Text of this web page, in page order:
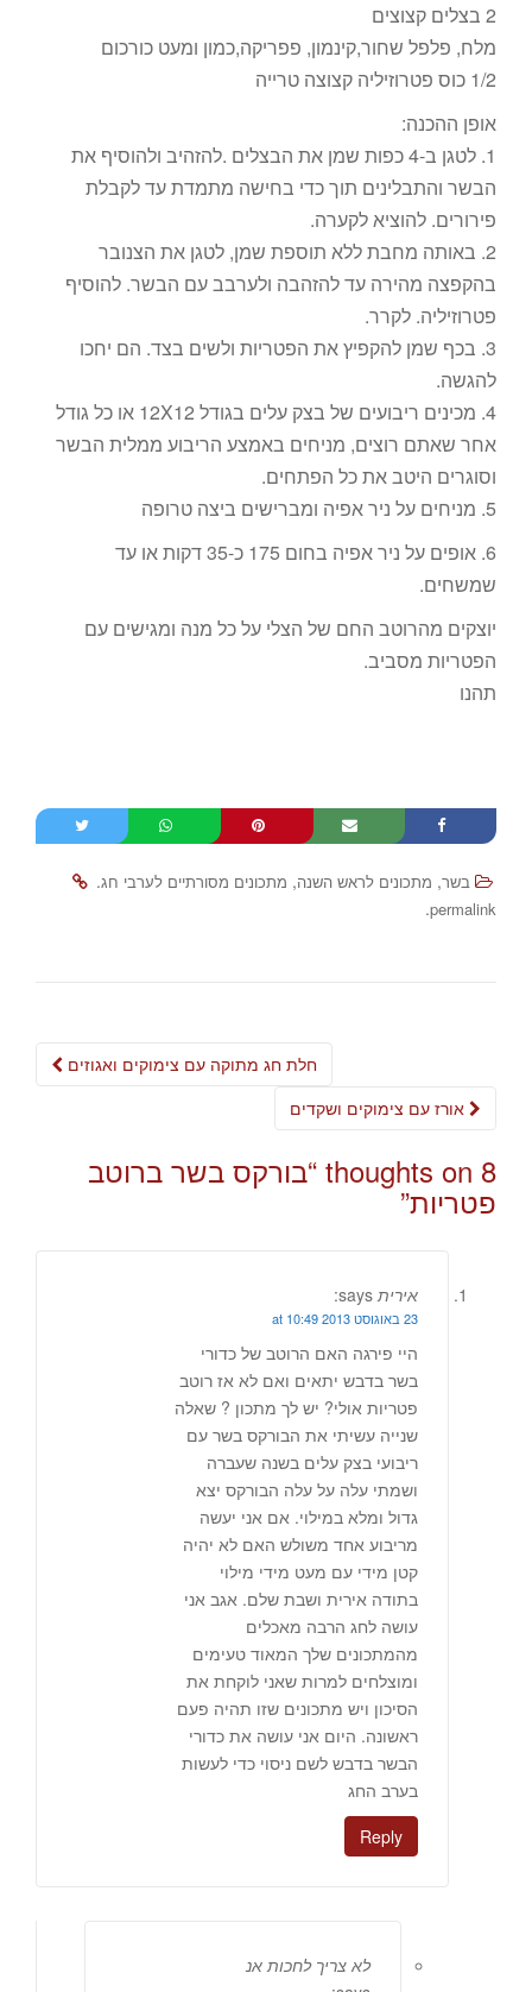
2 בצלים קצוצים
מלח, פלפל שחור,קינמון, פפריקה,כמון ומעט כורכום
1/2 כוס פטרוזיליה קצוצה טרייה
אופן ההכנה:
1. לטגן ב-4 כפות שמן את הבצלים .להזהיב ולהוסיף את
הבשר והתבלינים תוך כדי בחישה מתמדת עד לקבלת
פירורים. להוציא לקערה.
2. באותה מחבת ללא תוספת שמן, לטגן את הצנובר
בהקפצה מהירה עד להזהבה ולערבב עם הבשר. להוסיף
פטרוזיליה. לקרר.
3. בכף שמן להקפיץ את הפטריות ולשים בצד. הם יחכו
להגשה.
4. מכינים ריבועים של בצק עלים בגודל 12X12 או כל גודל
אחר שאתם רוצים, מניחים באמצע הריבוע ממלית הבשר
וסוגרים היטב את כל הפתחים.
5. מניחים על ניר אפיה ומברישים ביצה טרופה
6. אופים על ניר אפיה בחום 175 כ-35 דקות או עד
שמשחים.
יוצקים מהרוטב החם של הצלי על כל מנה ומגישים עם
הפטריות מסביב.
תהנו
בשר, מתכונים לראש השנה, מתכונים מסורתיים לערבי חג.
permalink
.
Post
חלת חג מתוקה עם צימוקים ואגוזים
8 thoughts on “ בורקס בשר ברוטב
פטריות”
אירית says:
23 באוגוסט 2013 at 10:49
היי פירגה האם הרוטב של כדורי
בשר בדבש יתאים ואם לא אז רוטב
פטריות אולי? יש לך מתכון ? שאלה
שנייה עשיתי את הבורקס בשר עם
ריבועי בצק עלים בשנה שעברה
ושמתי עלה על עלה הבורקס יצא
גדול ומלא במילוי. אם אני יעשה
מריבוע אחד משולש האם לא יהיה
קטן מידי עם מעט מידי מילוי
בתודה אירית ושבת שלם. אגב אני
עושה לחג הרבה מאכלים
מהמתכונים שלך המאוד טעימים
ומוצלחים למרות שאני לוקחת את
הסיכון ויש מתכונים שזו תהיה פעם
ראשונה. היום אני עושה את כדורי
הבשר בדבש לשם ניסוי כדי לעשות
בערב החג
Reply
לא צריך לחכות אנ